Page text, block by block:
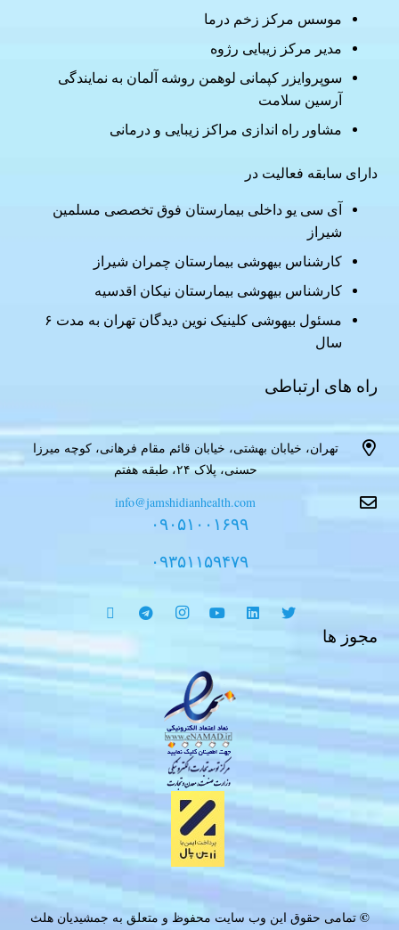
موسس مرکز زخم درما
مدیر مرکز زیبایی رژوه
سوپروایزر کپمانی لوهمن روشه آلمان به نمایندگی
آرسین سلامت
مشاور راه اندازی مراکز زیبایی و درمانی
دارای سابقه فعالیت در
آی سی یو داخلی بیمارستان فوق تخصصی مسلمین
شیراز
کارشناس بیهوشی بیمارستان چمران شیراز
کارشناس بیهوشی بیمارستان نیکان اقدسیه
مسئول بیهوشی کلینیک نوین دیدگان تهران به مدت ۶
سال
راه های ارتباطی
تهران، خیابان بهشتی، خیابان قائم مقام فرهانی، کوچه میرزا
حسنی، پلاک ۲۴، طبقه هفتم
info@jamshidianhealth.com
۰۹۰۵۱۰۰۱۶۹۹
۰۹۳۵۱۱۵۹۴۷۹
مجوز ها
©تمامی حقوق این وب سایت محفوظ و متعلق به جمشیدیان هلث